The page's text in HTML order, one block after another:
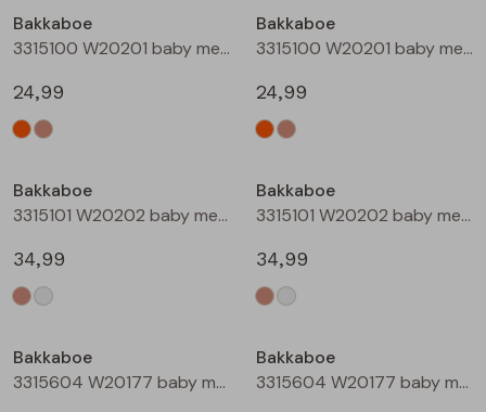
Blouses lange mouw
Sweatshirts
Gilet spencers
Jackjes
Bermuda's
Lange broek
Jackjes
Jassen
Leggings
Rokken
Lange broeken
Lange broeken
Leggings
T-shirts lange mouw
Tops
Bakkaboe
3315100 W20201 baby meisjes buiten jack Perzik
24,99
Bakkaboe
3315100 W20201 baby meisjes buiten jack Zand
24,99
Bakkaboe
3315101 W20202 baby meisjes buiten jack Taupe
34,99
Bakkaboe
3315101 W20202 baby meisjes buiten jack Champagne
34,99
Bakkaboe
3315604 W20177 baby meisjes T-shirt lm Cream
Bakkaboe
3315604 W20177 baby meisjes T-shirt lm Lila